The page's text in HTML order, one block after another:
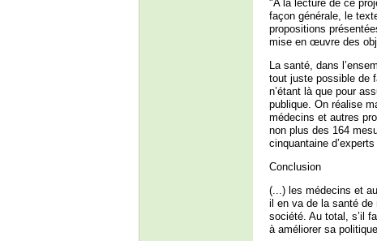
"A la lecture de ce
façon générale, le
propositions
mise en œuvre des
La santé, dans
tout juste possible de
n’étant là que pour
publique. On réalise
médecins et autres
non plus des 164
cinquantaine
Conclusion
(...) les médecins et
il en va de la santé
société. Au total, s’il
à améliorer sa